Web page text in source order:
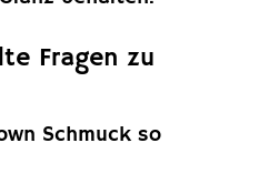
Fragen zu
Schmuck so